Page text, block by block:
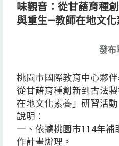
味觀音：從甘藷育種
與重生—教師在地文
發布
桃園市國際教育中心夥
從甘藷育種創新到古法
在地文化素養」研習活動
說明：
一、依據桃園市114年補
作計畫辦理。